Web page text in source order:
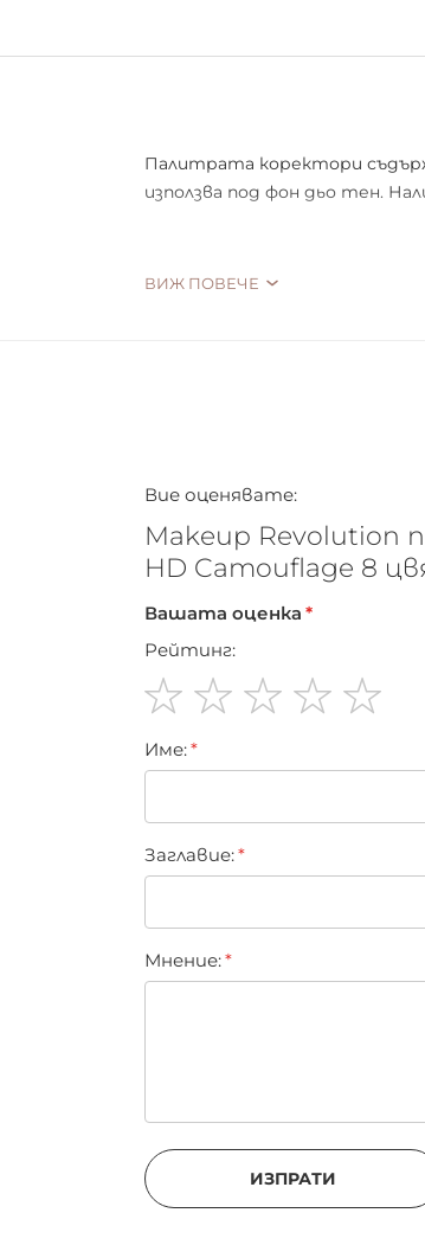
Палитрата коректори
използва под фон дьо тен.
Естествени нюанси
ВИЖ ПОВЕЧЕ
Вие оценявате:
Makeup Revolution
HD Camouflage 8
Вашата оценка
Рейтинг:
star
stars
stars
stars
stars
Име:
Заглавиe:
Мнение:
ИЗПРАТИ